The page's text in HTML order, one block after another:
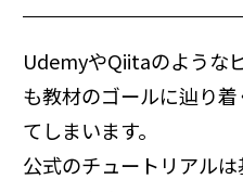
UdemyやQiitaのような
も教材のゴールに辿り
てしまいます。
公式のチュートリアル